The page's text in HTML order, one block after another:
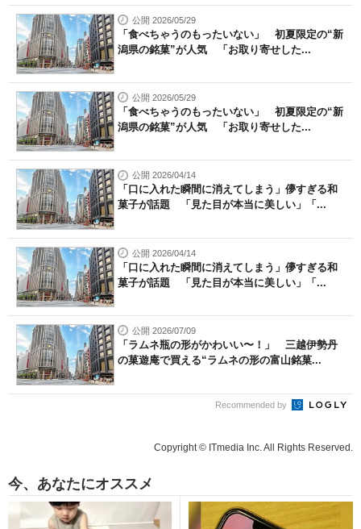
公開 2026/05/29
「食べちゃうのもったいない」 初夏限定の“新
潟県の銘菓”が人気 「お取り寄せした...
公開 2026/05/29
「食べちゃうのもったいない」 初夏限定の“新
潟県の銘菓”が人気 「お取り寄せした...
公開 2026/04/14
「口に入れた瞬間に消えてしまう」儚すぎる和
菓子が話題 「見た目が本当に美しい」「...
公開 2026/04/14
「口に入れた瞬間に消えてしまう」儚すぎる和
菓子が話題 「見た目が本当に美しい」「...
公開 2026/07/09
「ラムネ瓶の形がかわいい〜！」 三越伊勢丹
の菓遊庵で買える“ラムネの形の富山銘菓...
Recommended by
Copyright © ITmedia Inc. All Rights Reserved.
今、あなたにオススメ